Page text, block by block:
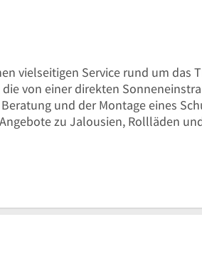
vielseitigen Service rund um das
von einer direkten
und der Montage eines
zu Jalousien, Rollläden